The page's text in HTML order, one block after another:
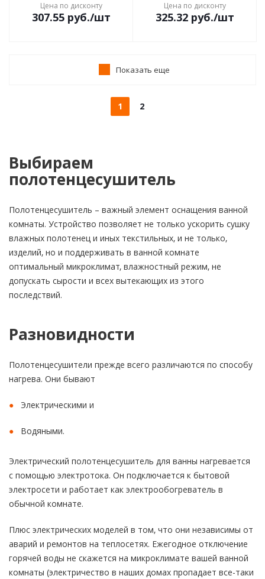
Цена по дисконту
307.55руб./шт
Цена по дисконту
325.32руб./шт
Показать еще
1 2
Выбираем
полотенцесушитель
Полотенцесушитель – важный элемент оснащения ванной
комнаты. Устройство позволяет не только ускорить сушку
влажных полотенец и иных текстильных, и не только,
изделий, но и поддерживать в ванной комнате
оптимальный микроклимат, влажностный режим, не
допускать сырости и всех вытекающих из этого
последствий.
Разновидности
Полотенцесушители прежде всего различаются по способу
нагрева. Они бывают
Электрическими и
Водяными.
Электрический полотенцесушитель для ванны нагревается
с помощью электротока. Он подключается к бытовой
электросети и работает как электрообогреватель в
обычной комнате.
Плюс электрических моделей в том, что они независимы от
аварий и ремонтов на теплосетях. Ежегодное отключение
горячей воды не скажется на микроклимате вашей ванной
комнаты (электричество в наших домах пропадает все-таки